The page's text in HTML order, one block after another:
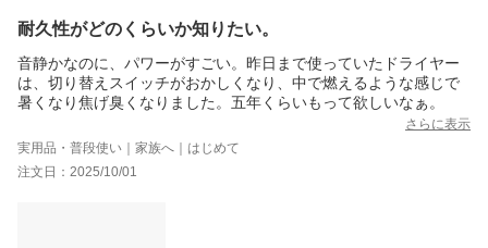
耐久性がどのくらいか知りたい。
音静かなのに、パワーがすごい。昨日まで使っていたドライヤー
は、切り替えスイッチがおかしくなり、中で燃えるような感じで
暑くなり焦げ臭くなりました。五年くらいもって欲しいなぁ。
さらに表示
実用品・普段使い｜家族へ｜はじめて
注文日：2025/10/01